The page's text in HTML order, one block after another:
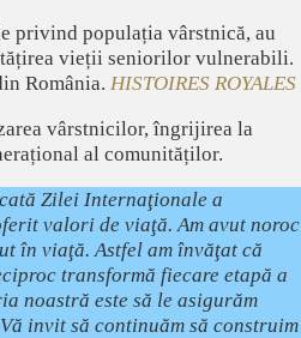
privind populația vârstnică, au
vieții seniorilor vulnerabili.
România. HISTOIRES ROYALES
vârstnicilor, îngrijirea la
al comunităților.
Zilei Internaţionale a
valori de viaţă. Am avut noroc
în viaţă. Astfel am învăţat că
transformă fiecare etapă a
noastră este să le asigurăm
Vă invit să continuăm să construim